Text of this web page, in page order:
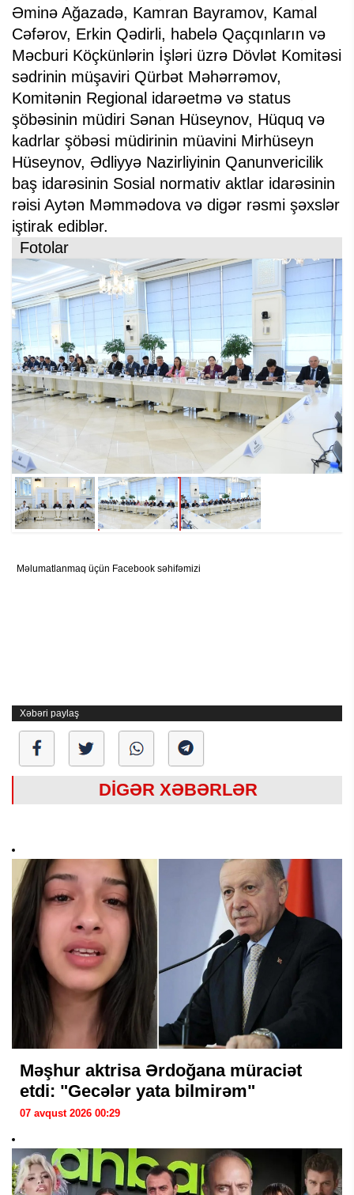
Əminə Ağazadə, Kamran Bayramov, Kamal
Cəfərov, Erkin Qədirli, habelə Qaçqınların və
Məcburi Köçkünlərin İşləri üzrə Dövlət Komitəsi
sədrinin müşaviri Qürbət Məhərrəmov,
Komitənin Regional idarəetmə və status
şöbəsinin müdiri Sənan Hüseynov, Hüquq və
kadrlar şöbəsi müdirinin müavini Mirhüseyn
Hüseynov, Ədliyyə Nazirliyinin Qanunvericilik
baş idarəsinin Sosial normativ aktlar idarəsinin
rəisi Aytən Məmmədova və digər rəsmi şəxslər
iştirak ediblər.
Fotolar
Məlumatlanmaq üçün Facebook səhifəmizi
Xəbəri paylaş
DİGƏR XƏBƏRLƏR
Məşhur aktrisa Ərdoğana müraciət
etdi: "Gecələr yata bilmirəm"
07 avqust 2026 00:29